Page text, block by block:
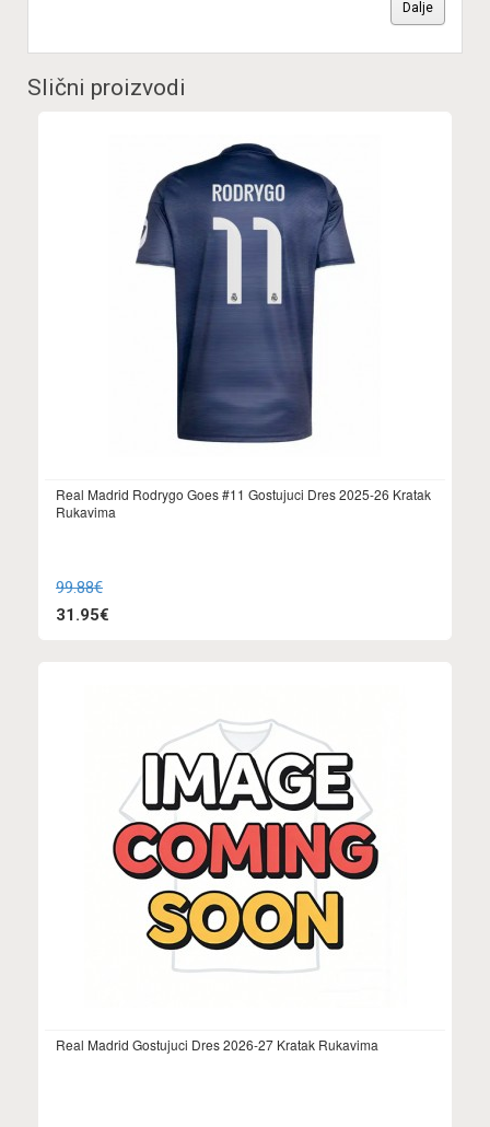
Dalje
Slični proizvodi
Real Madrid Rodrygo Goes #11 Gostujuci Dres 2025-26 Kratak
Rukavima
99.88€
31.95€
Real Madrid Gostujuci Dres 2026-27 Kratak Rukavima